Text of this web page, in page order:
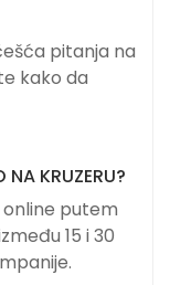
pitanja na
kako da
NA KRUZERU?
putem
15 i 30